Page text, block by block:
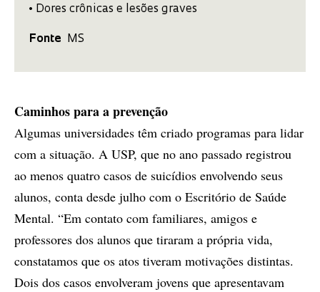
• Dores crônicas e lesões graves
Fonte MS
Caminhos para a prevenção
Algumas universidades têm criado programas para lidar
com a situação. A USP, que no ano passado registrou
ao menos quatro casos de suicídios envolvendo seus
alunos, conta desde julho com o Escritório de Saúde
Mental. “Em contato com familiares, amigos e
professores dos alunos que tiraram a própria vida,
constatamos que os atos tiveram motivações distintas.
Dois dos casos envolveram jovens que apresentavam